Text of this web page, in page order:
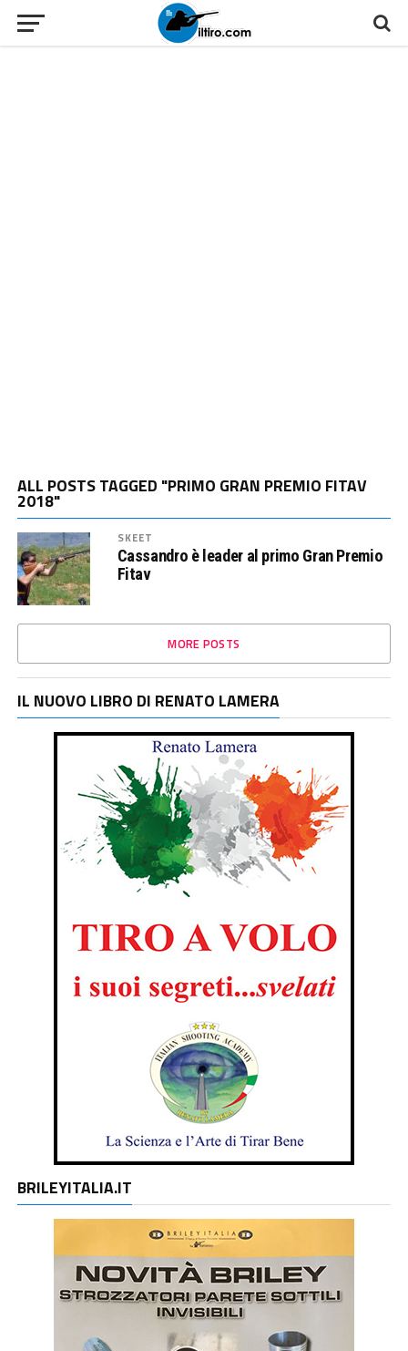
ALL POSTS TAGGED "PRIMO GRAN PREMIO FITAV
2018"
SKEET
Cassandro è leader al primo Gran Premio
Fitav
MORE POSTS
IL NUOVO LIBRO DI RENATO LAMERA
BRILEYITALIA.IT